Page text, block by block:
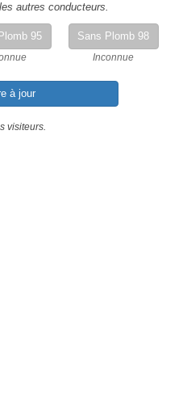
autres conducteurs.
95 Sans Plomb 98
Inconnue
à jour
visiteurs.